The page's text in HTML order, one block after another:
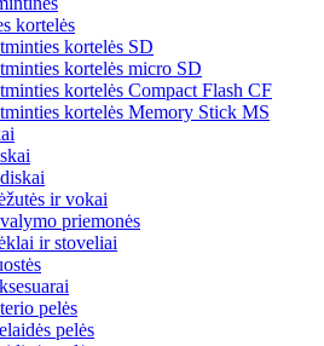
kortelės
kortelės SD
kortelės micro SD
kortelės Compact Flash CF
kortelės Memory Stick MS
ir vokai
priemonės
ir stoveliai
pelės
pelės